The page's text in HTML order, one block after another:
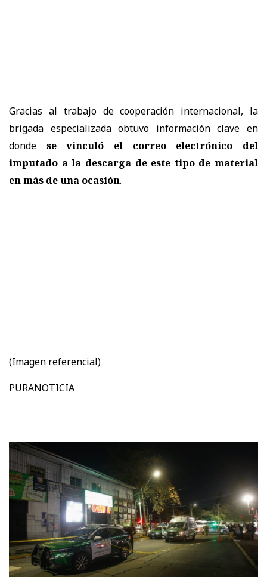
Gracias al trabajo de cooperación internacional, la
brigada especializada obtuvo información clave en
donde se vinculó el correo electrónico del
imputado a la descarga de este tipo de material
en más de una ocasión.
(Imagen referencial)
PURANOTICIA